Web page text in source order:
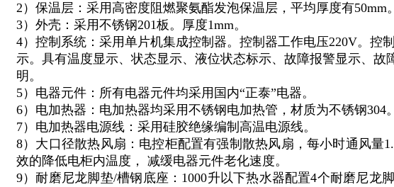
2）保温层：采用高密度阻燃聚氨酯发泡保温层，平均厚度有50mm。
3）外壳：采用不锈钢201板。厚度1mm。
4）控制系统：采用单片机集成控制器。控制器工作电压220V。控
示。具有温度显示、状态显示、液位状态标示、故障报警显示、故
明。
5）电器元件：所有电器元件均采用国内“正泰”电器。
6）电加热器：电加热器均采用不锈钢电加热管，材质为不锈钢304。
7）电加热器电源线：采用硅胶绝缘编制高温电源线。
8）大口径散热风扇：电控柜配置有强制散热风扇，每小时通风量
效的降低电柜内温度， 减缓电器元件老化速度。
9）耐磨尼龙脚垫/槽钢底座：1000升以下热水器配置4个耐磨尼龙